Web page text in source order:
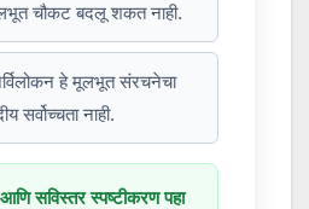
चौकट बदलू शकत नाही.
हे मूलभूत संरचनेचा
नाही.
सविस्तर स्पष्टीकरण पहा